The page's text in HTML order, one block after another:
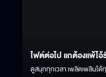
ไฟต์ต่อไป แกต้องแพ้ไ
ดูสนุกทุกเวลา เพลิดเพลินได้